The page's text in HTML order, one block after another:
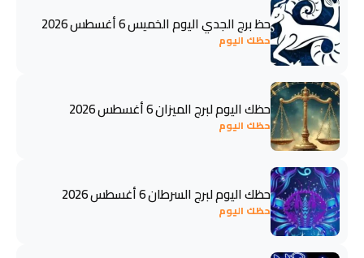
حظ برج الجدي اليوم الخميس 6 أغسطس 2026
حظك اليوم
حظك اليوم لبرج الميزان 6 أغسطس 2026
حظك اليوم
حظك اليوم لبرج السرطان 6 أغسطس 2026
حظك اليوم